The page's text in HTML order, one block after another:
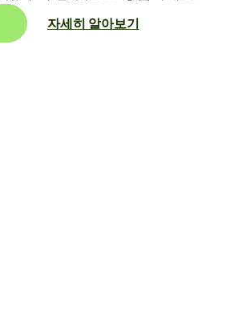
자세히 알아보기